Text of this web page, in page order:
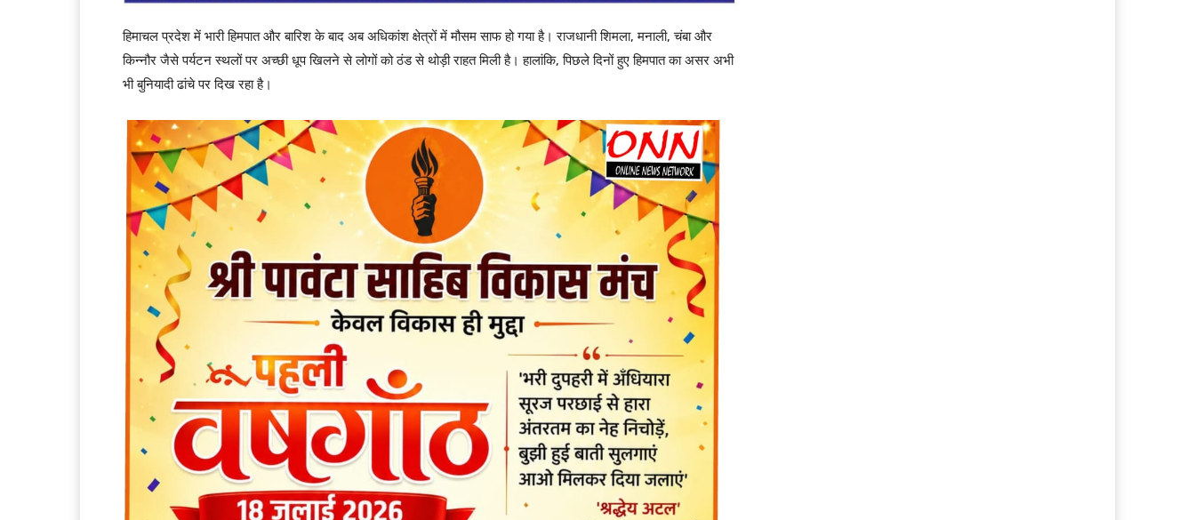
हिमाचल प्रदेश में भारी हिमपात और बारिश के बाद अब अधिकांश क्षेत्रों में मौसम साफ हो गया है। राजधानी शिमला, मनाली, चंबा और
किन्नौर जैसे पर्यटन स्थलों पर अच्छी धूप खिलने से लोगों को ठंड से थोड़ी राहत मिली है। हालांकि, पिछले दिनों हुए हिमपात का असर अभी
भी बुनियादी ढांचे पर दिख रहा है।